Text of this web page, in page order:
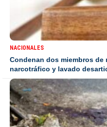
NACIONALES
Condenan dos miembros de
narcotráfico y lavado